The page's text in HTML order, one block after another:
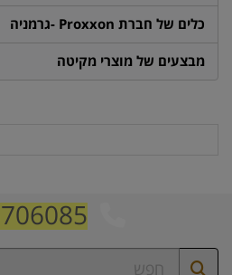
כלים של חברת Proxxon -גרמניה
מבצעים של מוצרי מקיטה